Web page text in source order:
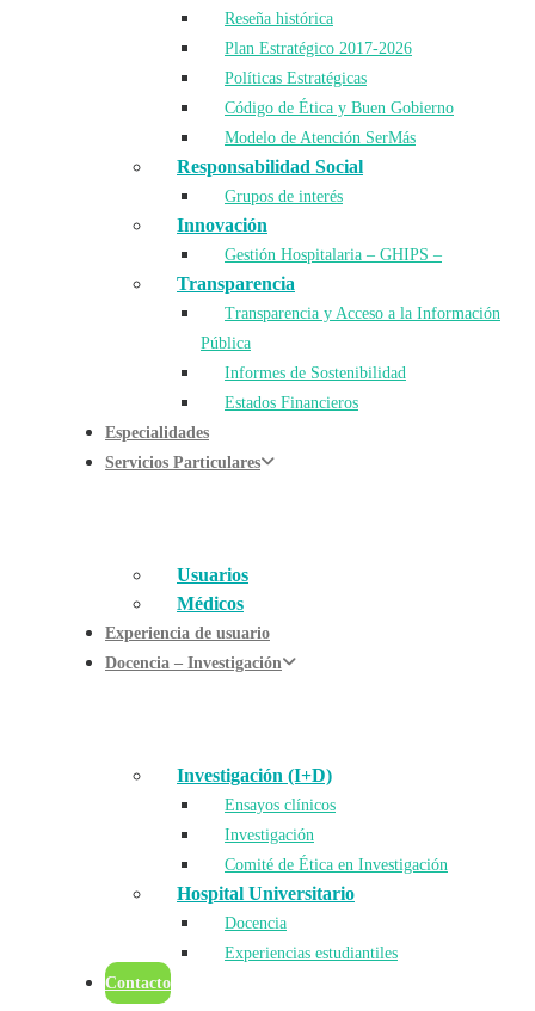
Reseña histórica
Plan Estratégico 2017-2026
Políticas Estratégicas
Código de Ética y Buen Gobierno
Modelo de Atención SerMás
Responsabilidad Social
Grupos de interés
Innovación
Gestión Hospitalaria – GHIPS –
Transparencia
Transparencia y Acceso a la Información
Pública
Informes de Sostenibilidad
Estados Financieros
Especialidades
Servicios Particulares
Usuarios
Médicos
Experiencia de usuario
Docencia – Investigación
Investigación (I+D)
Ensayos clínicos
Investigación
Comité de Ética en Investigación
Hospital Universitario
Docencia
Experiencias estudiantiles
Contacto